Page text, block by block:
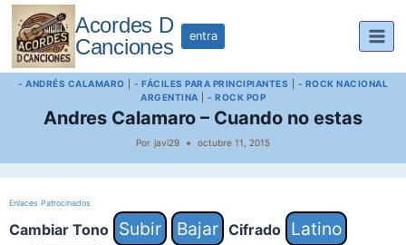
Saltar
contenido
Acordes D
Canciones
entra
- ANDRÉS CALAMARO - FÁCILES PARA PRINCIPIANTES
- ROCK NACIONAL
ARGENTINA
- ROCK POP
Andres Calamaro – Cuando no estas
Por javi29 octubre 11, 2015
Enlaces Patrocinados
Cambiar Tono Subir Bajar Cifrado
Latino